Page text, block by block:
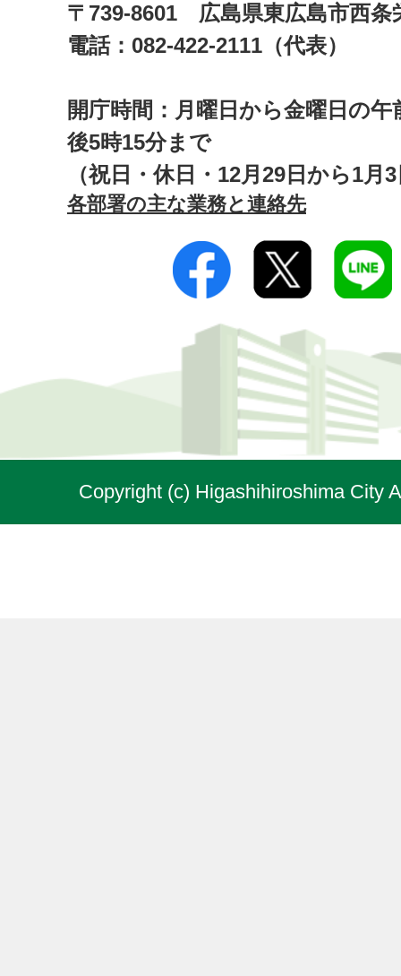
〒739-8601 広島県東広島市西
電話：082-422-2111（代表）
開庁時間：月曜日から金曜日の午
後5時15分まで
（祝日・休日・12月29日から1月
各部署の主な業務と連絡先
Copyright (c) Higashihiroshima City